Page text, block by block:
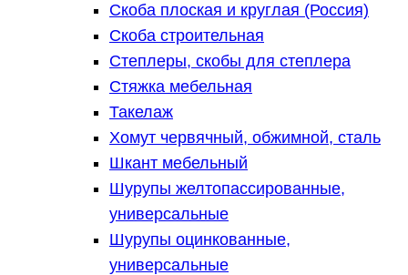
Скоба плоская и круглая (Россия)
Скоба строительная
Степлеры, скобы для степлера
Стяжка мебельная
Такелаж
Хомут червячный, обжимной, сталь
Шкант мебельный
Шурупы желтопассированные,
универсальные
Шурупы оцинкованные,
универсальные